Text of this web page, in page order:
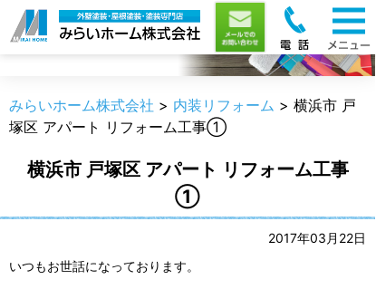
職人のうんちく
みらいホーム株式会社 > 内装リフォーム > 横浜市 戸
塚区 アパート リフォーム工事①
横浜市 戸塚区 アパート リフォーム工事
①
2017年03月22日
いつもお世話になっております。